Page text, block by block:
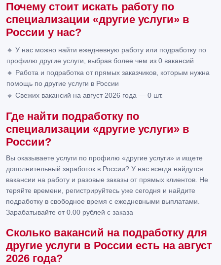
Почему стоит искать работу по
специализации «другие услуги» в
России у нас?
🔸 У нас можно найти ежедневную работу или подработку по
профилю другие услуги, выбрав более чем из 0 вакансий
🔸 Работа и подработка от прямых заказчиков, которым нужна
помощь по другие услуги в России
🔸 Свежих вакансий на август 2026 года — 0 шт.
Где найти подработку по
специализации «другие услуги» в
России?
Вы оказываете услуги по профилю «другие услуги» и ищете
дополнительный заработок в России? У нас всегда найдутся
вакансии на работу и разовые заказы от прямых клиентов. Не
теряйте времени, регистрируйтесь уже сегодня и найдите
подработку в свободное время с ежедневными выплатами.
Зарабатывайте от 0.00 рублей с заказа
Сколько вакансий на подработку для
другие услуги в России есть на август
2026 года?